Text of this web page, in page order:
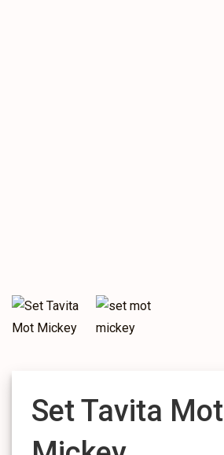
Set Tavita Mot